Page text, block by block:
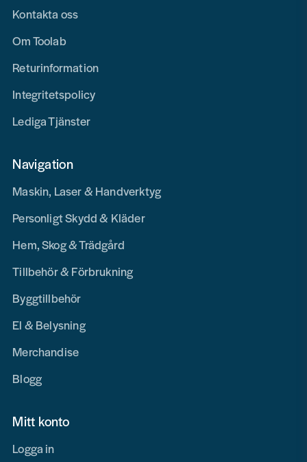
Kontakta oss
Om Toolab
Returinformation
Integritetspolicy
Lediga Tjänster
Navigation
Maskin, Laser & Handverktyg
Personligt Skydd & Kläder
Hem, Skog & Trädgård
Tillbehör & Förbrukning
Byggtillbehör
El & Belysning
Merchandise
Blogg
Mitt konto
Logga in